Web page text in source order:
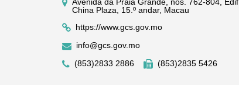
China Plaza, 15.º andar, Macau
https://www.gcs.gov.mo
info@gcs.gov.mo
(853)2833 2886
(853)2835 5426